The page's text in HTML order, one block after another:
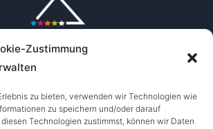
Zustimmung
zu bieten, verwenden wir Technologien wie
zu speichern und/oder darauf
Technologien zustimmst, können wir Daten